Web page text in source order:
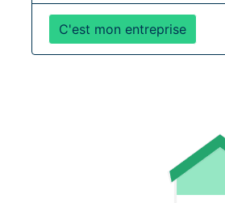
C'est mon entreprise